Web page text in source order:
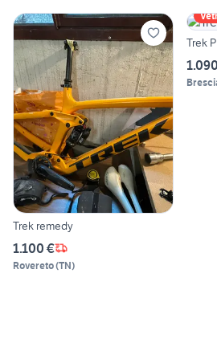
Trek remedy
1.100 €
Rovereto(TN)
Trek